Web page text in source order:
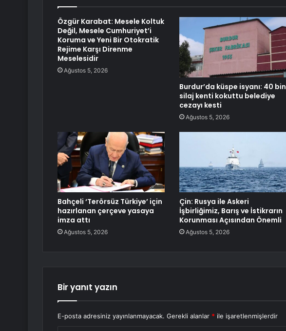
Özgür Karabat: Mesele Koltuk
Değil, Mesele Cumhuriyet’i
Koruma ve Yeni Bir Otokratik
Rejime Karşı Direnme
Meselesidir
Ağustos 5, 2026
Burdur’da küspe isyanı: 40 bin
silaj kenti kokuttu belediye
cezayı kesti
Ağustos 5, 2026
Bahçeli ‘Terörsüz Türkiye’ için
hazırlanan çerçeve yasaya
imza attı
Ağustos 5, 2026
Çin: Rusya ile Askeri
İşbirliğimiz, Barış ve İstikrarın
Korunması Açısından Önemli
Ağustos 5, 2026
Bir yanıt yazın
E-posta adresiniz yayınlanmayacak. Gerekli alanlar * ile işaretlenmişlerdir